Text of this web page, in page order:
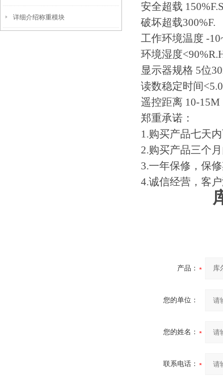
磅）华亭吊钩称）漕泾电子防爆地磅
详细介绍称重模块
安全超载
破坏超载300%F.
工作环境温度 -
环境湿度
显示器规格 5位
读数稳定时间
遥控距离 10-15M
郑重承诺：
1.购买产品七天
2.购买产品三个
3.一年保修，保
4.诚信经营，客
产品：
您的单位：
您的姓名：
联系电话：